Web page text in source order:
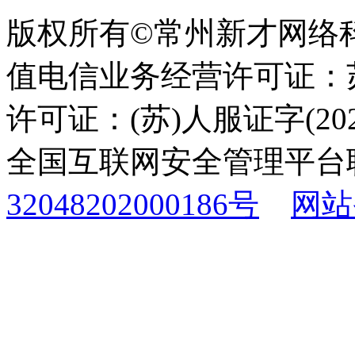
版权所有©常州新才网络
值电信业务经营许可证
许可证：(苏)人服证字
全国互联网安全管理平
32048202000186号
网